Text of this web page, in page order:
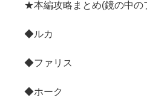
★本編攻略まとめ(鏡の中の
◆ルカ
◆ファリス
◆ホーク